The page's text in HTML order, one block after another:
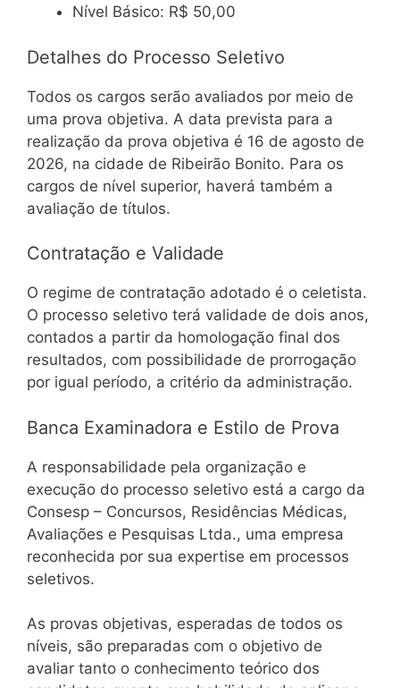
Nível Básico: R$ 50,00
Detalhes do Processo Seletivo
Todos os cargos serão avaliados por meio de
uma prova objetiva. A data prevista para a
realização da prova objetiva é 16 de agosto de
2026, na cidade de Ribeirão Bonito. Para os
cargos de nível superior, haverá também a
avaliação de títulos.
Contratação e Validade
O regime de contratação adotado é o celetista.
O processo seletivo terá validade de dois anos,
contados a partir da homologação final dos
resultados, com possibilidade de prorrogação
por igual período, a critério da administração.
Banca Examinadora e Estilo de Prova
A responsabilidade pela organização e
execução do processo seletivo está a cargo da
Consesp – Concursos, Residências Médicas,
Avaliações e Pesquisas Ltda., uma empresa
reconhecida por sua expertise em processos
seletivos.
As provas objetivas, esperadas de todos os
níveis, são preparadas com o objetivo de
avaliar tanto o conhecimento teórico dos